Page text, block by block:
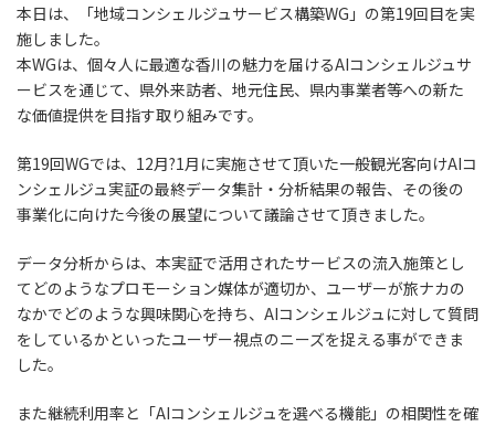
本日は、「地域コンシェルジュサービス構築WG」の第19回目を実
施しました。
本WGは、個々人に最適な香川の魅力を届けるAIコンシェルジュサ
ービスを通じて、県外来訪者、地元住民、県内事業者等への新た
な価値提供を目指す取り組みです。
第19回WGでは、12月?1月に実施させて頂いた一般観光客向けAIコ
ンシェルジュ実証の最終データ集計・分析結果の報告、その後の
事業化に向けた今後の展望について議論させて頂きました。
データ分析からは、本実証で活用されたサービスの流入施策とし
てどのようなプロモーション媒体が適切か、ユーザーが旅ナカの
なかでどのような興味関心を持ち、AIコンシェルジュに対して質問
をしているかといったユーザー視点のニーズを捉える事ができま
した。
また継続利用率と「AIコンシェルジュを選べる機能」の相関性を確